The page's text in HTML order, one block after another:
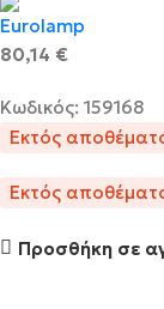
80,14 €
Κωδικός: 159168
Εκτός
Εκτός
Προσθήκη σε